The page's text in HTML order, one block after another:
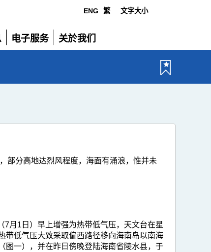
ENG 繁 文字大小
电子服务
展
关於我们
展
部分高地达烈风程度，海面有涌浪，惟并未
月1日）早上增强为热带低气压，天文台在星
带低气压大致采取偏西路径移向海南岛以南海
图一），并在昨日傍晚登陆海南省陵水县，于